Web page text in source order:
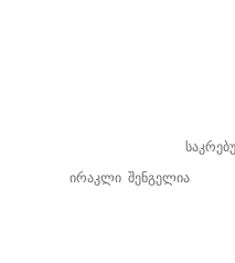
ირაკლი შენგელია